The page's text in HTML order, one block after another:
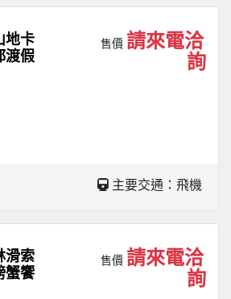
地卡
渡假
售價 請來電洽
詢
主要交通：飛機
滑索
蟹饗
售價 請來電洽
詢